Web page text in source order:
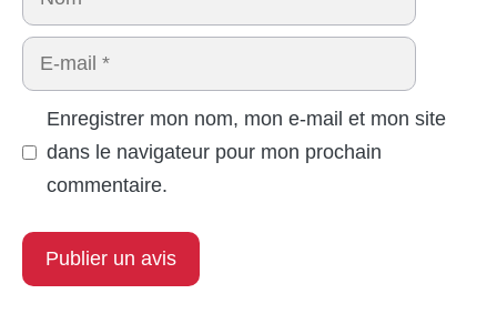
E-
mail
Enregistrer mon nom, mon e-mail et mon site
dans le navigateur pour mon prochain
commentaire.